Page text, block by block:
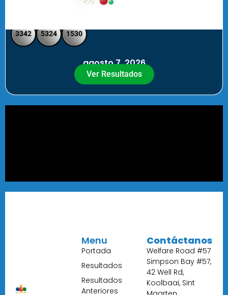
3342 5324 1530
agosto 7, 2026
Ver Resultados
Menu
Portada
Resultados
Resultados
Anteriores
Contáctanos
Welfare Road #57
Simpson Bay #57,
42 Well Rd,
Koolbaai, Sint